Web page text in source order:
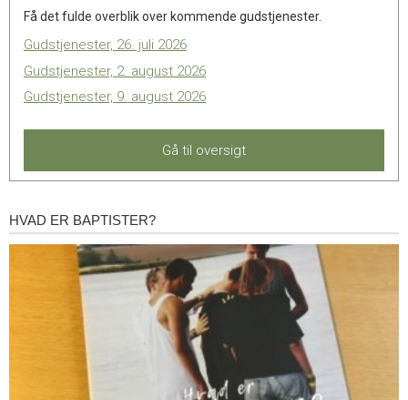
Få det fulde overblik over kommende gudstjenester.
Gudstjenester, 26. juli 2026
Gudstjenester, 2. august 2026
Gudstjenester, 9. august 2026
Gå til oversigt
Hvad
er
HVAD ER BAPTISTER?